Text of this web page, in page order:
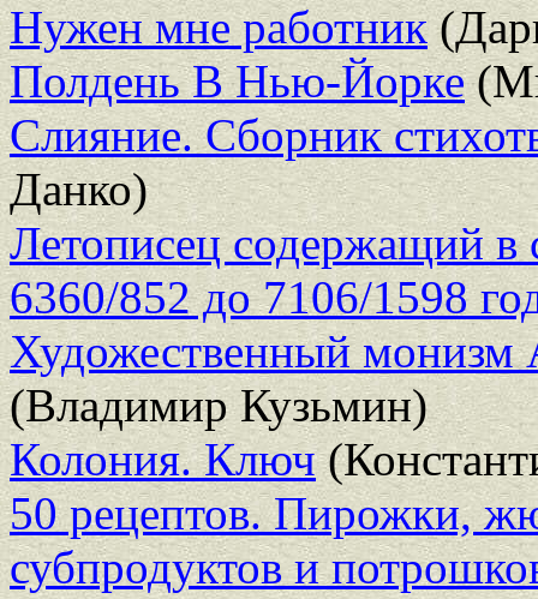
Нужен мне работник
Полдень В Нью-Йорке
Слияние. Сборник
Данко)
Летописец содержащий в
6360/852 до 7106/1598
Художественный монизм
(Владимир Кузьмин)
Колония. Ключ
50 рецептов. Пирожки,
субпродуктов и